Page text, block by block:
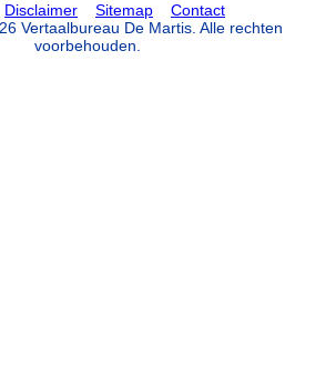
Disclaimer Sitemap
Contact
Vertaalbureau De Martis. Alle rechten
voorbehouden.